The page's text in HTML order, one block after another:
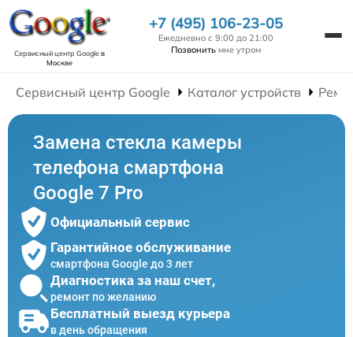
Сервисный центр Googleв
Москве
+7 (495) 106-23-05
Ежедневно с 9:00 до 21:00
Позвонить мне утром
Сервисный центр Google Каталог устройств
Замена стекла камеры
телефона смартфона
Google 7 Pro
Официальный сервис
Гарантийное обслуживание
смартфона Google до 3 лет
Диагностика за наш счет,
ремонт по желанию
Бесплатный выезд курьера
в день обращения